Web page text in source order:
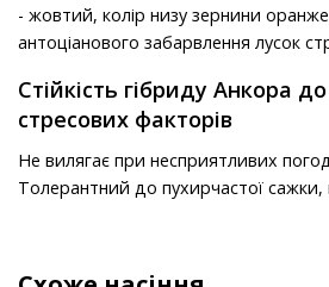
- жовтий, колір низу зернини
антоціанового забарвлення лусок
Стійкість гібриду Анкора
стресових факторів
Не вилягає при несприятливих
Толерантний до пухирчастої сажки,